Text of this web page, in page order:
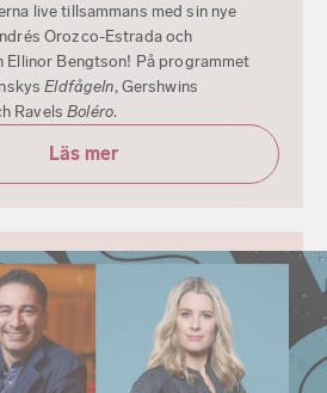
live tillsammans med sin nye
Orozco-Estrada och
Bengtson! På programmet
Eldfågeln, Gershwins
RavelsBoléro.
Läs mer